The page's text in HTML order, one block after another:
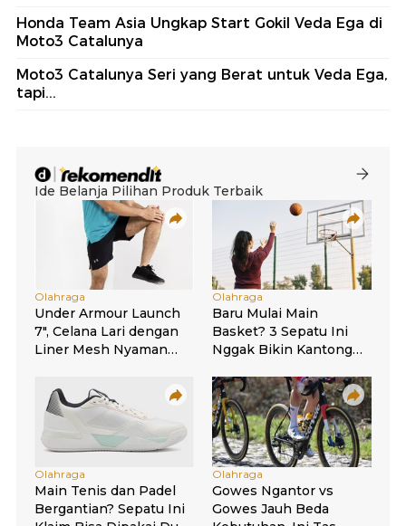
Honda Team Asia Ungkap Start Gokil Veda Ega di
Moto3 Catalunya
Moto3 Catalunya Seri yang Berat untuk Veda Ega,
tapi...